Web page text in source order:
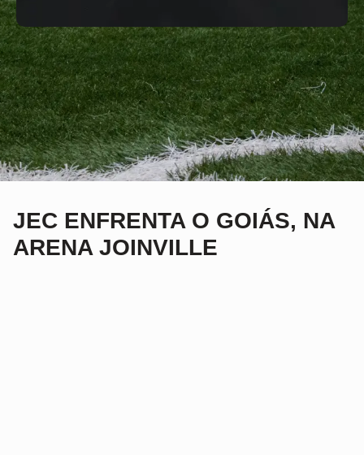
JEC ENFRENTA O GOIÁS, NA
ARENA JOINVILLE